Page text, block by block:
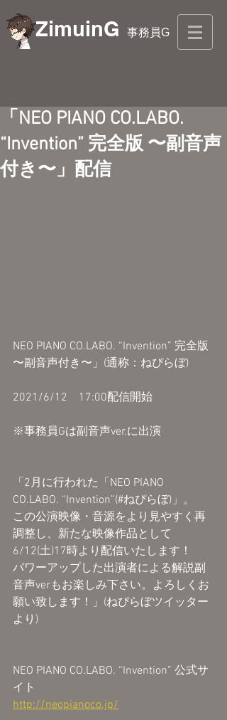
ZimuinG 事務員G
「NEO PIANO CO.LABO.
“Invention” 完全版 〜副音声
付き〜」配信
NEO PIANO CO.LABO. “Invention” 完全版
〜副音声付き〜」(通称：ねぴらぼ)
2021/6/12　17:00配信開始
※事務員Gは副音声ver.に出演
「2月に行われた「NEO PIANO
CO.LABO. “Invention”(#ねぴらぼ)」。
この公演映像・音源をより見やすく再
調整し、新たな映像作品として
6/12(土)17時より配信いたします！
パワーアップした出演者による解説副
音声verもお楽しみ下さい。よろしくお
願い致します！」(ねぴらぼツイッター
より)
NEO PIANO CO.LABO. “Invention” 公式サ
イト
http://neopianoco.jp/